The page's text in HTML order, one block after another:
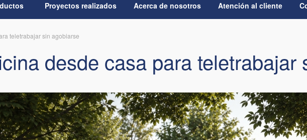
Proyectos realizados Acerca de nosotros Atención al cliente
teletrabajar sin agobiarse
desde casa para teletrabajar